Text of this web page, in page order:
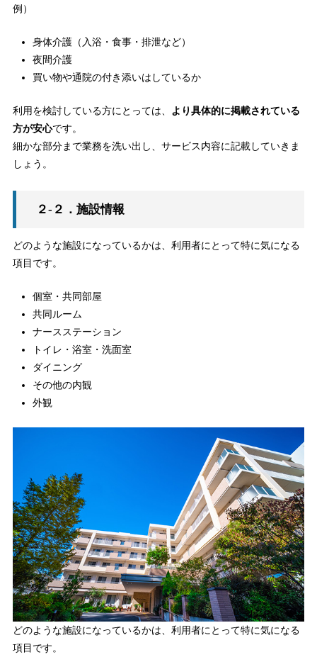
例）
身体介護（入浴・食事・排泄など）
夜間介護
買い物や通院の付き添いはしているか
利用を検討している方にとっては、 より具体的に掲載されている
方が安心です。
細かな部分まで業務を洗い出し、サービス内容に記載していきま
しょう。
２-２．施設情報
どのような施設になっているかは、利用者にとって特に気になる
項目です。
個室・共同部屋
共同ルーム
ナースステーション
トイレ・浴室・洗面室
ダイニング
その他の内観
外観
どのような施設になっているかは、利用者にとって特に気になる
項目です。